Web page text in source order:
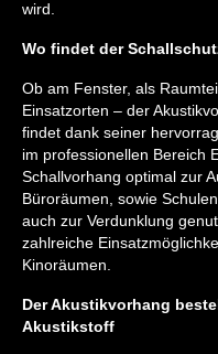
wird.
Wo findet der
Ob am Fenster, als
Einsatzorten – der
findet dank seiner
im professionellen Bereich
Schallvorhang optimal zur
Büroräumen, sowie
auch zur Verdunklung
zahlreiche
Kinoräumen.
Der Akustikvorhang
Akustikstoff